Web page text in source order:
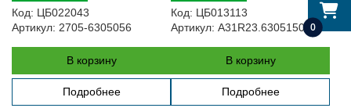
0
Код: ЦБ022043
Артикул: 2705-6305056
В корзину
Подробнее
Код: ЦБ013113
Артикул: A31R23.6305150-10
В корзину
Подробнее